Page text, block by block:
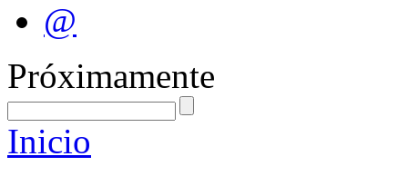
@
Próximamente
Inicio